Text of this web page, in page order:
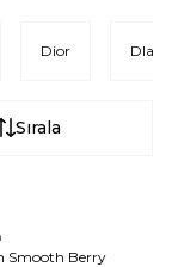
Dior Dlays
Sırala
Smooth Berry